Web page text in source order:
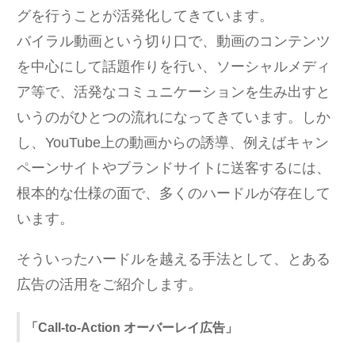
グを行うことが活発化してきています。
バイラル動画という切り口で、動画のコンテンツ
を中心にして話題作りを行い、ソーシャルメディ
ア等で、活発なコミュニケーションを生み出すと
いうのがひとつの流れになってきています。しか
し、YouTube上の動画からの誘導、例えばキャン
ペーンサイトやブランドサイトに送客するには、
根本的な仕様の面で、多くのハードルが存在して
います。
そういったハードルを越える手法として、とある
広告の活用をご紹介します。
「Call-to-Action オーバーレイ広告」